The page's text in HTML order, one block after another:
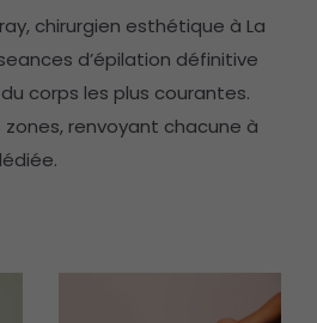
chirurgien esthétique à La
d’épilation définitive
corps les plus courantes.
renvoyant chacune à